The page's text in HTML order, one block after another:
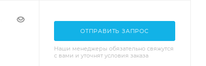
ОТПРАВИТЬ ЗАПРОС
Наши менеджеры обязательно свяжутся
с вами и уточнят условия заказа